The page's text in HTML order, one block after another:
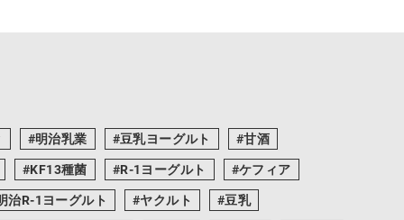
明治乳業 豆乳ヨーグルト
甘酒
KF13種菌
R-1ヨーグルト
ケフィア
治R-1ヨーグルト
ヤクルト
豆乳